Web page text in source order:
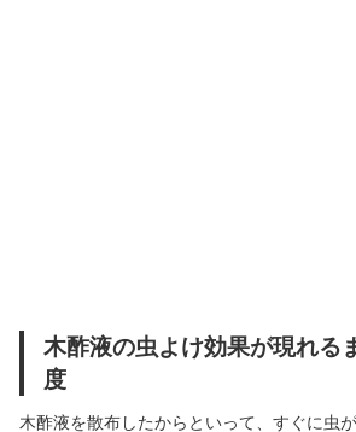
木酢液の虫よけ効果が現れる
度
木酢液を散布したからといって、すぐに虫